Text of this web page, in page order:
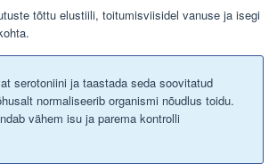
tõttu elustiili, toitumisviisidel vanuse ja isegi
serotoniini ja taastada seda soovitatud
normaliseerib organismi nõudlus toidu.
vähem isu ja parema kontrolli